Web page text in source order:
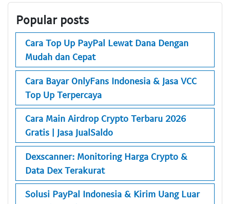
Popular posts
Cara Top Up PayPal Lewat Dana Dengan
Mudah dan Cepat
Cara Bayar OnlyFans Indonesia & Jasa VCC
Top Up Terpercaya
Cara Main Airdrop Crypto Terbaru 2026
Gratis | Jasa JualSaldo
Dexscanner: Monitoring Harga Crypto &
Data Dex Terakurat
Solusi PayPal Indonesia & Kirim Uang Luar